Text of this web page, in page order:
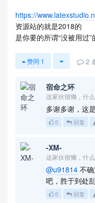
https://
资源站的就是2018的
是你要的所谓“没被用过
赞同 1 2
宿命之环
这家伙很懒，什
多谢多谢，这
0 回复
-XM-
这家伙很懒，什
@u91814 不
吧，胜于到处
0 回复